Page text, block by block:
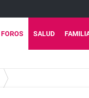
FOROS SALUD